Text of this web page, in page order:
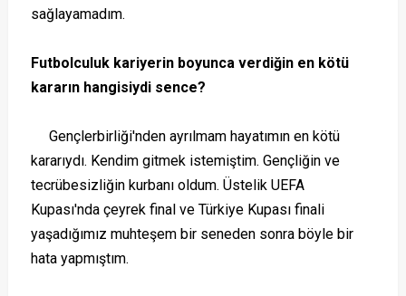
sağlayamadım.
Futbolculuk kariyerin boyunca verdiğin en kötü
kararın hangisiydi sence?
Gençlerbirliği'nden ayrılmam hayatımın en kötü
kararıydı. Kendim gitmek istemiştim. Gençliğin ve
tecrübesizliğin kurbanı oldum. Üstelik UEFA
Kupası'nda çeyrek final ve Türkiye Kupası finali
yaşadığımız muhteşem bir seneden sonra böyle bir
hata yapmıştım.